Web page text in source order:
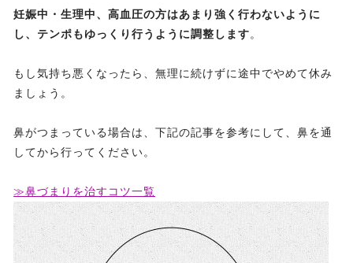
妊娠中・生理中、高血圧の方はあまり強く行わないように
し、テンポもゆっくり行うように調整します。
もし気持ち悪くなったら、無理に続けずに途中でやめて休み
ましょう。
鼻がつまっている場合は、下記の記事を参考にして、鼻を通
してから行ってください。
≫鼻づまりを治すコツ一覧